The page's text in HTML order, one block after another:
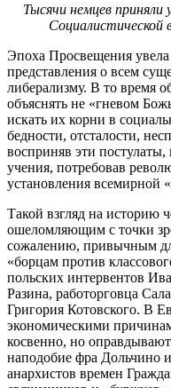
Тысячи немцев
Социалистической
Эпоха Просвещения
представления о всем
либерализму. В то время
объяснять не «гневом
искать их корни в
бедности, отсталости,
восприняв эти постулаты,
учения, потребовав
установления всемирной
Такой взгляд на историю
ошеломляющим с точки
сожалению, привычным
«борцам против
польских интервентов
Разина, работорговца
Григория Котовского. В
экономическими
косвенно, но
наподобие фра Дольчино
анархистов времен